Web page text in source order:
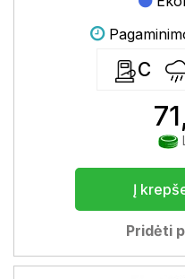
C
Į
Pridėti